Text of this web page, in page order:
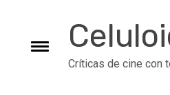
content
Toggle
Críticas de cine con